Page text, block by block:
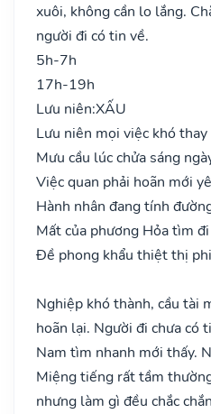
xuôi, không cần lo lắng.
người đi có tin về.
5h-7h
17h-19h
Lưu niên:XẤU
Lưu niên mọi việc khó thay
Mưu cầu lúc chửa sáng
Việc quan phải hoãn mới
Hành nhân đang tính
Mất của phương Hỏa tìm đi
Đề phong khẩu thiệt thị
Nghiệp khó thành, cầu tài
hoãn lại. Người đi chưa có
Nam tìm nhanh mới thấy.
Miệng tiếng rất tầm
nhưng làm gì đều chắc